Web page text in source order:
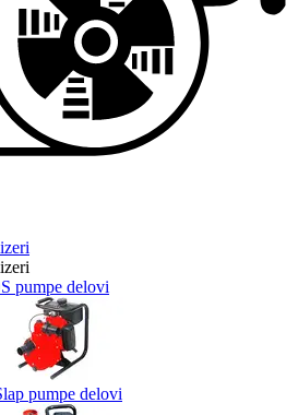
pumpe delovi
pumpe delovi